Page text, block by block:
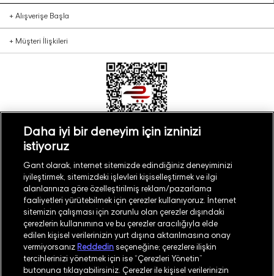
+ Alışverişe Başla
+ Müşteri İlişkileri
Türkiye Mağaza Bul
©2026GANT
İşlem Rehberi Site Haritası
Daha iyi bir deneyim için izninizi
istiyoruz
Gant olarak, internet sitemizde edindiğiniz deneyiminizi
iyileştirmek, sitemizdeki işlevleri kişiselleştirmek ve ilgi
alanlarınıza göre özelleştirilmiş reklam/pazarlama
faaliyetleri yürütebilmek için çerezler kullanıyoruz. İnternet
sitemizin çalışması için zorunlu olan çerezler dışındaki
çerezlerin kullanımına ve bu çerezler aracılığıyla elde
edilen kişisel verilerinizin yurt dışına aktarılmasına onay
vermiyorsanız Reddedin seçeneğine; çerezlere ilişkin
tercihlerinizi yönetmek için ise “Çerezleri Yönetin”
butonuna tıklayabilirsiniz. Çerezler ile kişisel verilerinizin